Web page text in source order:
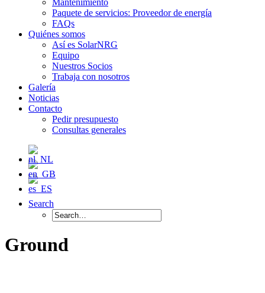
Mantenimiento
Paquete de servicios: Proveedor de energía
FAQs
Quiénes somos
Así es SolarNRG
Equipo
Nuestros Socios
Trabaja con nosotros
Galería
Noticias
Contacto
Pedir presupuesto
Consultas generales
Search
Ground